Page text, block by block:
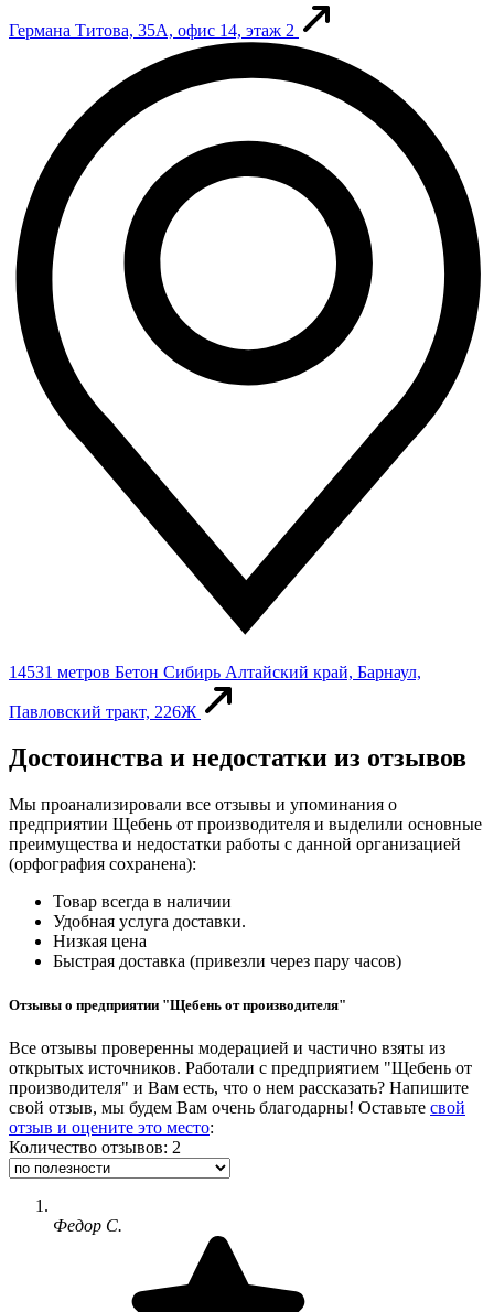
Германа Титова, 35А, офис 14, этаж 2
14531 метров Бетон Сибирь Алтайский край, Барнаул,
Павловский тракт, 226Ж
Достоинства и недостатки из отзывов
Мы проанализировали все отзывы и упоминания о
предприятии Щебень от производителя и выделили основные
преимущества и недостатки работы с данной организацией
(орфография сохранена):
Товар всегда в наличии
Удобная услуга доставки.
Низкая цена
Быстрая доставка (привезли через пару часов)
Отзывы о предприятии "Щебень от производителя"
Все отзывы проверенны модерацией и частично взяты из
открытых источников. Работали с предприятием "Щебень от
производителя" и Вам есть, что о нем рассказать? Напишите
свой отзыв, мы будем Вам очень благодарны! Оставьте свой
отзыв и оцените это место:
Количество отзывов: 2
Федор С.